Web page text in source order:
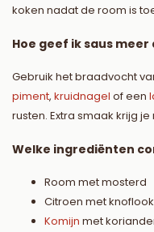
koken nadat de room is
Hoe geef ik saus
Gebruik het braadvocht
piment, kruidnagel of een
rusten. Extra smaak krijg
Welke ingrediënten
Room met mosterd
Citroen met knoflook
Komijn met